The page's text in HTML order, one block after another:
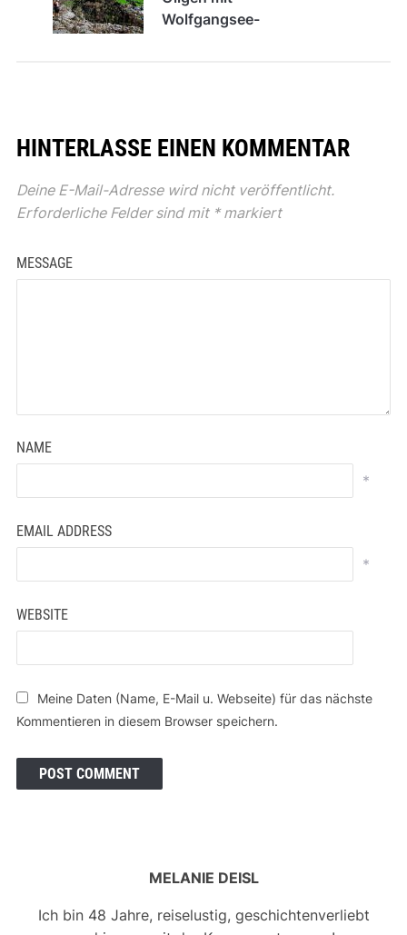
Wolfgangsee-
HINTERLASSE EINEN KOMMENTAR
Deine E-Mail-Adresse wird nicht veröffentlicht.
Erforderliche Felder sind mit *markiert
MESSAGE
NAME
*
EMAIL ADDRESS
*
WEBSITE
Meine Daten (Name, E-Mail u. Webseite) für das nächste
Kommentieren in diesem Browser speichern.
MELANIE DEISL
Ich bin 48 Jahre, reiselustig, geschichtenverliebt